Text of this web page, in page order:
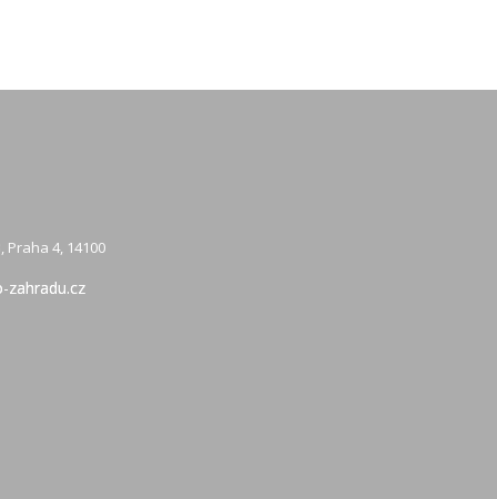
Praha 4, 14100
zahradu.cz